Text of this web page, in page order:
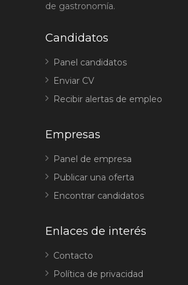
de gastronomía.
Candidatos
Panel candidatos
Enviar CV
Recibir alertas de empleo
Empresas
Panel de empresa
Publicar una oferta
Encontrar candidatos
Enlaces de interés
Contacto
Política de privacidad